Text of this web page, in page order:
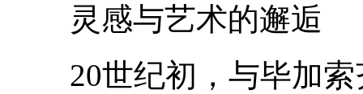
灵感与艺术的邂逅
20世纪初，与毕加索